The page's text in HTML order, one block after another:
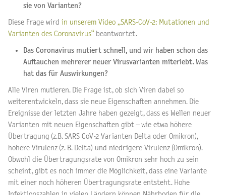
sie von Varianten?
Diese Frage wird in unserem Video „SARS-CoV-2: Mutationen und
Varianten des Coronavirus“beantwortet.
Das Coronavirus mutiert schnell, und wir haben schon das
Auftauchen mehrerer neuer Virusvarianten miterlebt. Was
hat das für Auswirkungen?
Alle Viren mutieren. Die Frage ist, ob sich Viren dabei so
weiterentwickeln, dass sie neue Eigenschaften annehmen. Die
Ereignisse der letzten Jahre haben gezeigt, dass es Wellen neuer
Varianten mit neuen Eigenschaften gibt – wie etwa höhere
Übertragung (z.B. SARS CoV-2 Varianten Delta oder Omikron),
höhere Virulenz (z. B. Delta) und niedrigere Virulenz (Omikron).
Obwohl die Übertragungsrate von Omikron sehr hoch zu sein
scheint, gibt es noch immer die Möglichkeit, dass eine Variante
mit einer noch höheren Übertragungsrate entsteht. Hohe